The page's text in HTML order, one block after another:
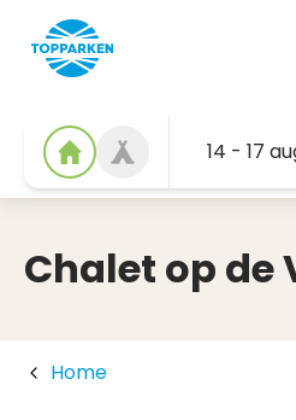
14 - 17
Chalet op de
Home